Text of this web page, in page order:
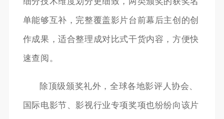
单能够互补，完整覆盖影片台前幕后主创的创
作成果，适合整理成对比式干货内容，方便快
速查阅。
除顶级颁奖礼外，全球各地影评人协会、
国际电影节、影视行业专项奖项也纷纷向该片